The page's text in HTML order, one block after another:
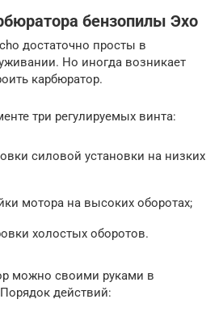
бензопилы Эхо
достаточно просты в
Но иногда возникает
карбюратор.
три регулируемых винта:
силовой установки на низких
мотора на высоких оборотах;
холостых оборотов.
можно своими руками в
действий: